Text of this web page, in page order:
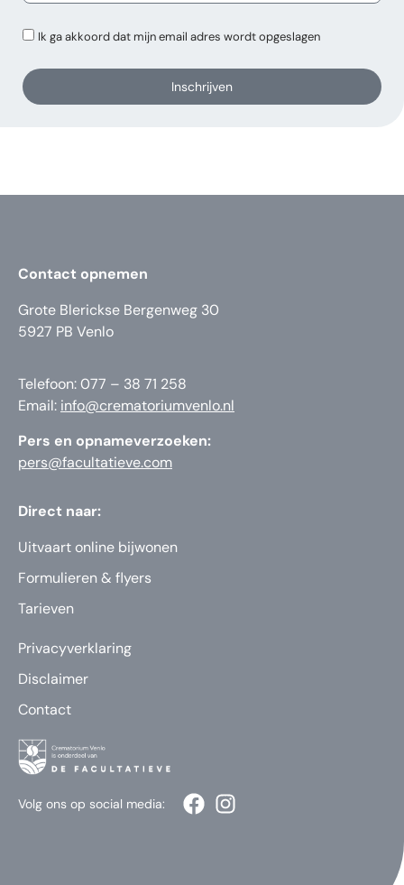
Ik ga akkoord dat mijn email adres wordt opgeslagen
Inschrijven
Contact opnemen
Grote Blerickse Bergenweg 30
5927 PB Venlo
Telefoon: 077 – 38 71 258
Email: info@crematoriumvenlo.nl
Pers en opnameverzoeken:
pers@facultatieve.com
Direct naar:
Uitvaart online bijwonen
Formulieren & flyers
Tarieven
Privacyverklaring
Disclaimer
Contact
Volg ons op social media: